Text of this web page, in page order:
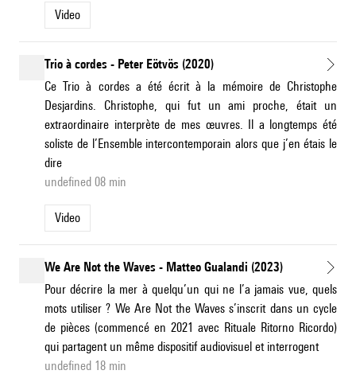
Video
Trio à cordes - Peter Eötvös (2020)
Ce Trio à cordes a été écrit à la mémoire de Christophe
Desjardins. Christophe, qui fut un ami proche, était un
extraordinaire interprète de mes œuvres. Il a longtemps été
soliste de l’Ensemble intercontemporain alors que j’en étais le
dire
undefined 08 min
Video
We Are Not the Waves - Matteo Gualandi (2023)
Pour décrire la mer à quelqu’un qui ne l’a jamais vue, quels
mots utiliser ? We Are Not the Waves s’inscrit dans un cycle
de pièces (commencé en 2021 avec Rituale Ritorno Ricordo)
qui partagent un même dispositif audiovisuel et interrogent
undefined 18 min